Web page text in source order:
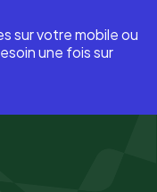
sur votre mobile ou
une fois sur